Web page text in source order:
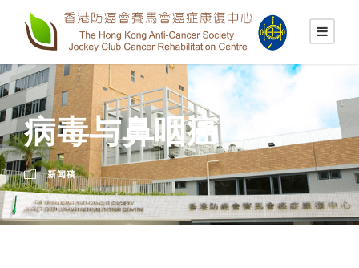
病毒与鼻咽癌
新闻稿